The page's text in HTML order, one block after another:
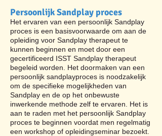
Persoonlijk Sandplay proces
Het ervaren van een persoonlijk Sandplay
proces is een basisvoorwaarde om aan de
opleiding voor Sandplay therapeut te
kunnen beginnen en moet door een
gecertificeerd ISST Sandplay therapeut
begeleid worden. Het doormaken van een
persoonlijk sandplayproces is noodzakelijk
om de specifieke mogelijkheden van
Sandplay en de op het onbewuste
inwerkende methode zelf te ervaren. Het is
aan te raden met het persoonlijk Sandplay
proces te beginnen voordat men regelmatig
een workshop of opleidingseminar bezoekt.